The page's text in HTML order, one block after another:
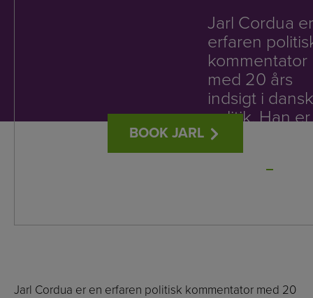
Jarl Cordua
erfaren
kommentator
med 20 års
indsigt i dansk
politik. Han er
kendt for
BOOK JARL
Jarl Cordua er en erfaren politisk kommentator med 20